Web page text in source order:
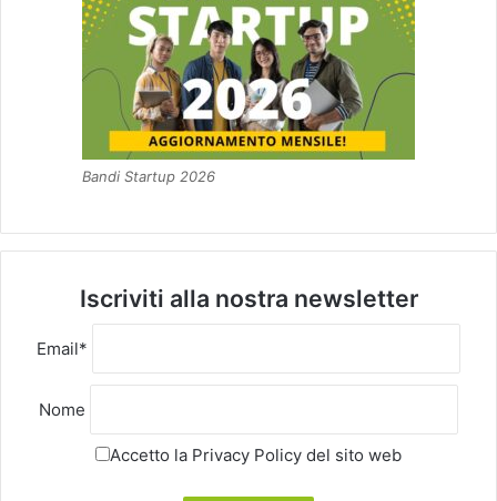
Bandi Startup 2026
Iscriviti alla nostra newsletter
Email*
Nome
Accetto la Privacy Policy del sito web